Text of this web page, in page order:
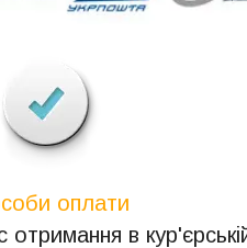
оплати
в